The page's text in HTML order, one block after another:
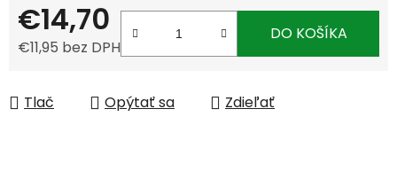
€14,70
€11,95 bez DPH
DO KOŠÍKA
Tlač Opýtať sa Zdieľať